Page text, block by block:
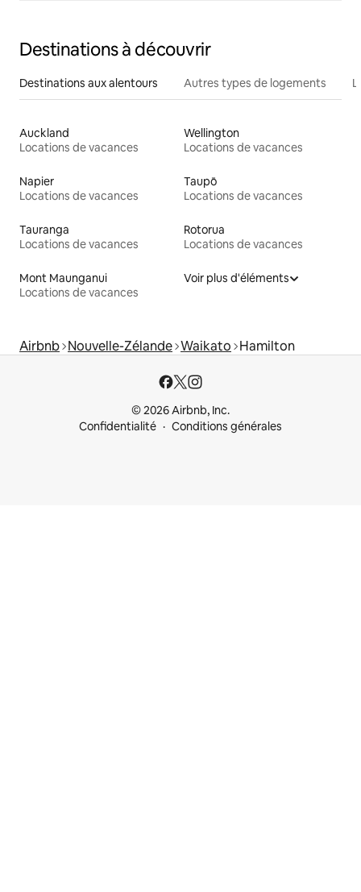
Destinations à découvrir
Destinations aux alentours Autres types de logements
Auckland
Locations de vacances
Wellington
Locations de vacances
Napier
Locations de vacances
Taupō
Locations de vacances
Tauranga
Locations de vacances
Rotorua
Locations de vacances
Mont Maunganui
Locations de vacances
Voir plus d'éléments
Airbnb Nouvelle-Zélande Waikato Hamilton
© 2026 Airbnb, Inc.
Confidentialité
Conditions générales